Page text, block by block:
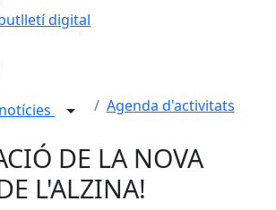
digital
Agenda d'activitats
DE LA NOVA
L'ALZINA!